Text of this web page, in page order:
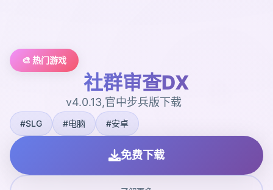
🎨 热门游戏
社群审查DX
v4.0.13,官中步兵版下载
#SLG #电脑 #安卓
免费下载